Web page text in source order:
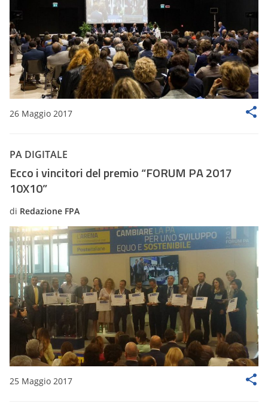
26 Maggio 2017
PA DIGITALE
Ecco i vincitori del premio “FORUM PA 2017
10X10”
di Redazione FPA
25 Maggio 2017